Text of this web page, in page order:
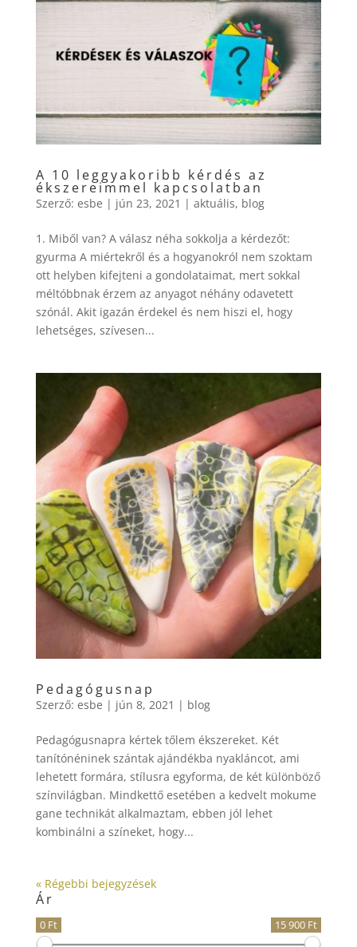
A 10 leggyakoribb kérdés az
ékszereimmel kapcsolatban
Szerző: esbe | jún 23, 2021 | aktuális, blog
1. Miből van? A válasz néha sokkolja a kérdezőt:
gyurma A miértekről és a hogyanokról nem szoktam
ott helyben kifejteni a gondolataimat, mert sokkal
méltóbbnak érzem az anyagot néhány odavetett
szónál. Akit igazán érdekel és nem hiszi el, hogy
lehetséges, szívesen...
Pedagógusnap
Szerző: esbe | jún 8, 2021 | blog
Pedagógusnapra kértek tőlem ékszereket. Két
tanítónéninek szántak ajándékba nyakláncot, ami
lehetett formára, stílusra egyforma, de két különböző
színvilágban. Mindkettő esetében a kedvelt mokume
gane technikát alkalmaztam, ebben jól lehet
kombinálni a színeket, hogy...
« Régebbi bejegyzések
Ár
0 Ft 15 900 Ft